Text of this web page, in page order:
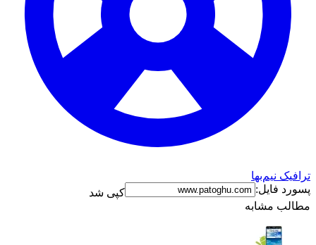
ترافیک نیم‌بها
پسورد فایل:
کپی شد
مطالب مشابه